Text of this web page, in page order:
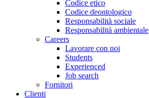
Codice etico
Codice deontologico
Responsabilità sociale
Responsabilità ambientale
Careers
Lavorare con noi
Students
Experienced
Job search
Fornitori
Clienti